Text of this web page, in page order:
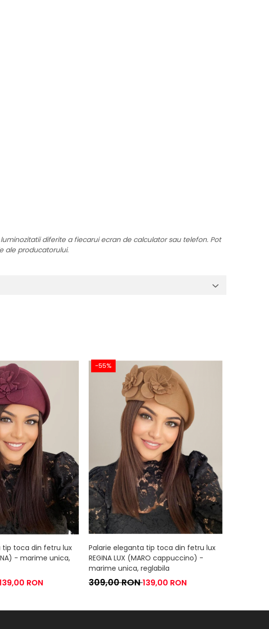
diferite a fiecarui ecran de calculator sau telefon. Pot
ale producatorului.
tip toca din fetru lux
- marime unica,
RON
-55%
Palarie eleganta tip toca din fetru lux
REGINA LUX (MARO cappuccino) -
marime unica, reglabila
309,00 RON139,00 RON